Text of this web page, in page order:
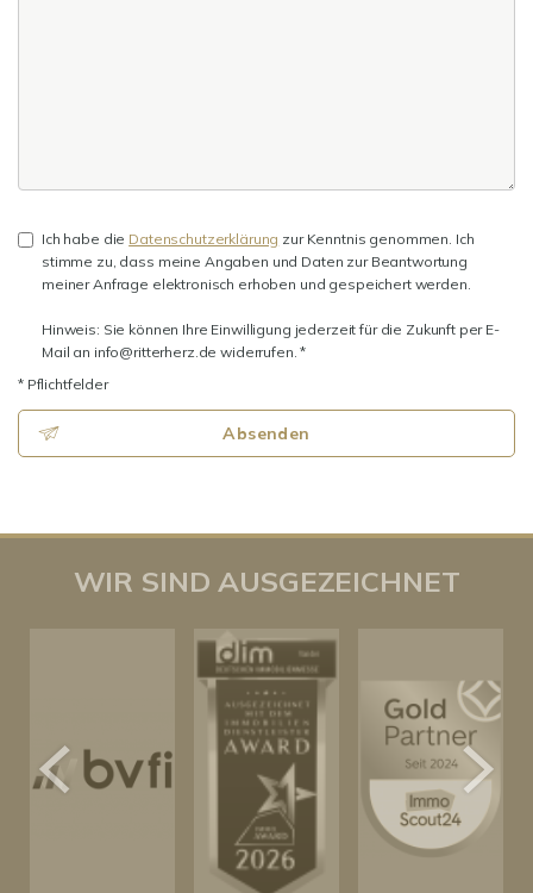
Ich habe die Datenschutzerklärung zur Kenntnis genommen. Ich
stimme zu, dass meine Angaben und Daten zur Beantwortung
meiner Anfrage elektronisch erhoben und gespeichert werden.
Hinweis: Sie können Ihre Einwilligung jederzeit für die Zukunft per E-
Mail an info@ritterherz.de widerrufen. *
* Pflichtfelder
Absenden
WIR SIND AUSGEZEICHNET